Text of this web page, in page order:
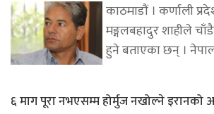
काठमाडौं । कर्णाली
मङ्गलबहादुर शाहीले चाँडै
हुने बताएका छन् ।
६ माग पूरा नभएसम्म होर्मुज नखोल्ने इरानको